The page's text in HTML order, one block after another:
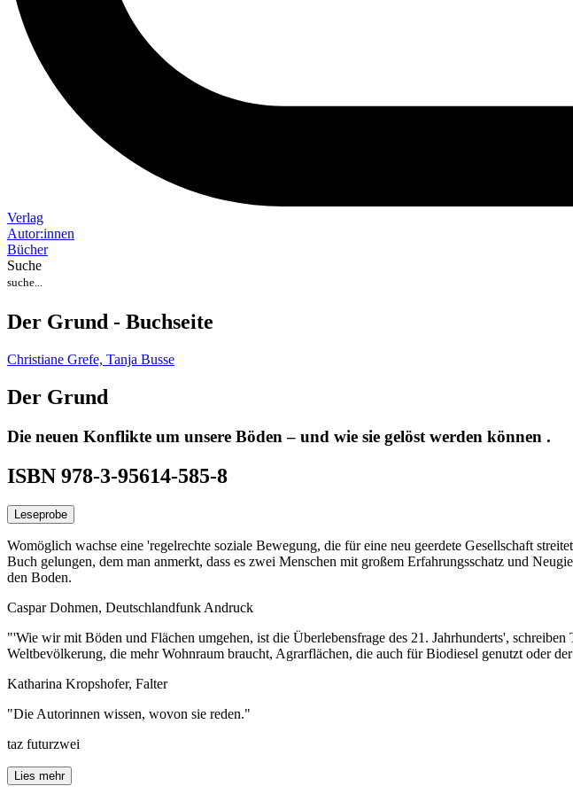
Verlag
Autor:innen
Bücher
Suche
Der Grund - Buchseite
Christiane Grefe, Tanja Busse
Der Grund
Die neuen Konflikte um unsere Böden – und wie sie gelöst werden können .
ISBN 978-3-95614-585-8
Leseprobe
Womöglich wachse eine 'regelrechte soziale Bewegung, die für eine neu geerdete Gesellschaft
Buch gelungen, dem man anmerkt, dass es zwei Menschen mit großem Erfahrungsschatz und
den Boden.
Caspar Dohmen, Deutschlandfunk Andruck
"'Wie wir mit Böden und Flächen umgehen, ist die Überlebensfrage des 21. Jahrhunderts',
Weltbevölkerung, die mehr Wohnraum braucht, Agrarflächen, die auch für Biodiesel genutzt oder
Katharina Kropshofer, Falter
"Die Autorinnen wissen, wovon sie reden."
taz futurzwei
Lies mehr